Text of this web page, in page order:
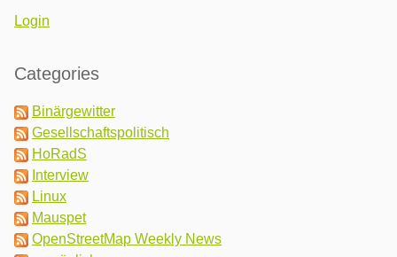
Login
Categories
Binärgewitter
Gesellschaftspolitisch
HoRadS
Interview
Linux
Mauspet
OpenStreetMap Weekly News